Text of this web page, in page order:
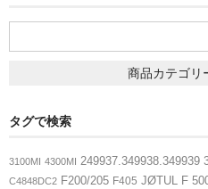
ハ
ガー
で
商品カテゴリ
タグで検索
3100MI 4300MI 249937.349938.349939
C4848DC2 F200/205 F405 JØTUL F